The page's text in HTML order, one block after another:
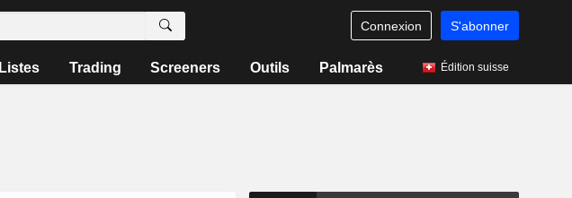
Connexion S'abonner
Listes Trading Screeners Outils Palmarès Édition suisse